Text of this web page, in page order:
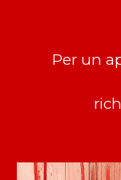
Per un